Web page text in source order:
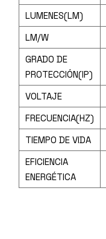
LUMENES(LM)
LM/W
GRADO DE
PROTECCIÓN(IP)
VOLTAJE
FRECUENCIA(HZ)
TIEMPO DE VIDA
EFICIENCIA
ENERGÉTICA